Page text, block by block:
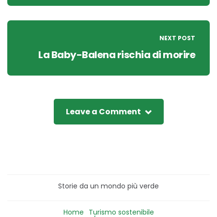
NEXT POST
La Baby-Balena rischia di morire
Leave a Comment
Storie da un mondo più verde
Home Turismo sostenibile